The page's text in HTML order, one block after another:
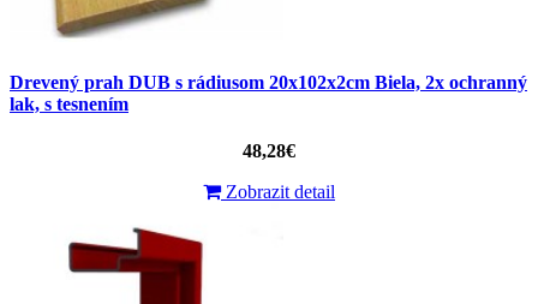
Drevený prah DUB s rádiusom 20x102x2cm Biela, 2x ochranný
lak, s tesnením
48,28€
Zobrazit detail